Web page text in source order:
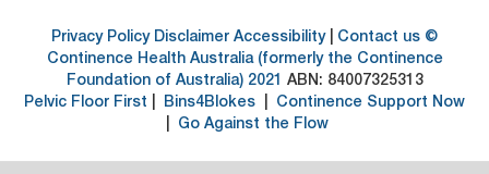
Privacy Policy Disclaimer Accessibility| Contact us ©
Continence Health Australia (formerly the Continence
Foundation of Australia) 2021 ABN: 84007325313
Pelvic Floor First
Bins4Blokes
Continence Support Now
Go Against the Flow